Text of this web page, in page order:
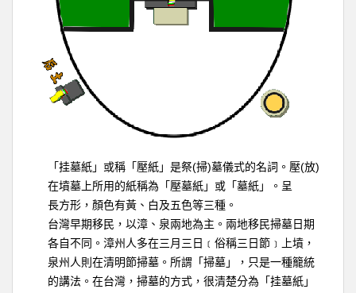
「挂墓紙」或稱「壓紙」是祭(掃)墓儀式的名詞。壓(放)
在墳墓上所用的紙稱為「壓墓紙」或「墓紙」。呈
長方形，顏色有黃、白及五色等三種。
台灣早期移民，以漳、泉兩地為主。兩地移民掃墓日期
各自不同。漳州人多在三月三日﹝俗稱三日節﹞上墳，
泉州人則在清明節掃墓。所謂「掃墓」，只是一種籠統
的講法。在台灣，掃墓的方式，很清楚分為「挂墓紙」